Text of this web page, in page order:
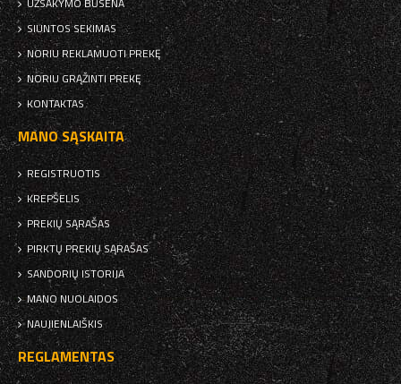
SIUNTOS SEKIMAS
NORIU REKLAMUOTI PREKĘ
NORIU GRĄŽINTI PREKĘ
KONTAKTAS
MANO SĄSKAITA
REGISTRUOTIS
KREPŠELIS
PREKIŲ SĄRAŠAS
PIRKTŲ PREKIŲ SĄRAŠAS
SANDORIŲ ISTORIJA
MANO NUOLAIDOS
NAUJIENLAIŠKIS
REGLAMENTAS